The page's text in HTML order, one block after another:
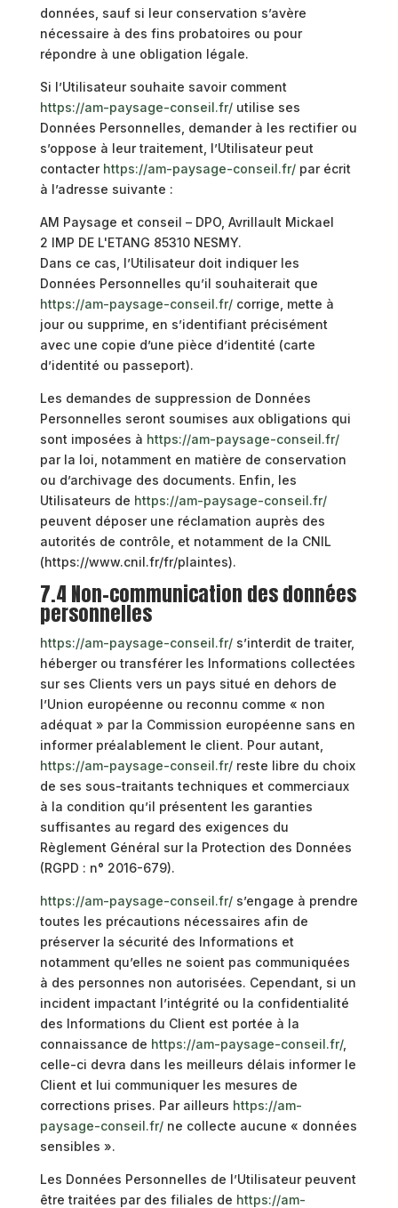
données, sauf si leur conservation s’avère
nécessaire à des fins probatoires ou pour
répondre à une obligation légale.
Si l’Utilisateur souhaite savoir comment
https://am-paysage-conseil.fr/utilise ses
Données Personnelles, demander à les rectifier ou
s’oppose à leur traitement, l’Utilisateur peut
contacter https://am-paysage-conseil.fr/par écrit
à l’adresse suivante :
AM Paysage et conseil – DPO, Avrillault Mickael
2 IMP DE L'ETANG 85310 NESMY.
Dans ce cas, l’Utilisateur doit indiquer les
Données Personnelles qu’il souhaiterait que
https://am-paysage-conseil.fr/corrige, mette à
jour ou supprime, en s’identifiant précisément
avec une copie d’une pièce d’identité (carte
d’identité ou passeport).
Les demandes de suppression de Données
Personnelles seront soumises aux obligations qui
sont imposées à https://am-paysage-conseil.fr/
par la loi, notamment en matière de conservation
ou d’archivage des documents. Enfin, les
Utilisateurs de https://am-paysage-conseil.fr/
peuvent déposer une réclamation auprès des
autorités de contrôle, et notamment de la CNIL
(https://www.cnil.fr/fr/plaintes).
7.4 Non-communication des données
personnelles
https://am-paysage-conseil.fr/s’interdit de traiter,
héberger ou transférer les Informations collectées
sur ses Clients vers un pays situé en dehors de
l’Union européenne ou reconnu comme « non
adéquat » par la Commission européenne sans en
informer préalablement le client. Pour autant,
https://am-paysage-conseil.fr/reste libre du choix
de ses sous-traitants techniques et commerciaux
à la condition qu’il présentent les garanties
suffisantes au regard des exigences du
Règlement Général sur la Protection des Données
(RGPD : n° 2016-679).
https://am-paysage-conseil.fr/s’engage à prendre
toutes les précautions nécessaires afin de
préserver la sécurité des Informations et
notamment qu’elles ne soient pas communiquées
à des personnes non autorisées. Cependant, si un
incident impactant l’intégrité ou la confidentialité
des Informations du Client est portée à la
connaissance de https://am-paysage-conseil.fr/,
celle-ci devra dans les meilleurs délais informer le
Client et lui communiquer les mesures de
corrections prises. Par ailleurs https://am-
paysage-conseil.fr/ne collecte aucune « données
sensibles ».
Les Données Personnelles de l’Utilisateur peuvent
être traitées par des filiales de https://am-